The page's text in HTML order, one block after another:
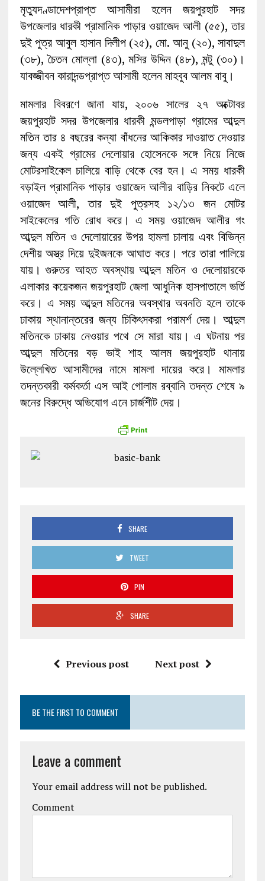
মৃত্যুদণ্ডাদেশপ্রাপ্ত আসামীরা হলেন জয়পুরহাট সদর
উপজেলার ধারকী প্রামানিক পাড়ার ওয়াজেদ আলী (৫৫), তার
দুই পুত্র আবুল হাসান দিলীপ (২৫), মো. আনু (২০), সাবাদুল
(৩৮), চৈতন মোল্লা (৪৩), মসির উদ্দিন (৪৮), মন্টু (৩০)।
যাবজ্জীবন কারাদন্ডপ্রাপ্ত আসামী হলেন মাহবুব আলম বাবু।
মামলার বিবরণে জানা যায়, ২০০৬ সালের ২৭ অক্টোবর
জয়পুরহাট সদর উপজেলার ধারকী মন্ডলপাড়া গ্রামের আব্দুল
মতিন তার ৪ বছরের কন্যা বাঁধনের আকিকার দাওয়াত দেওয়ার
জন্য একই গ্রামের দেলোয়ার হোসেনকে সঙ্গে নিয়ে নিজে
মোটরসাইকেল চালিয়ে বাড়ি থেকে বের হন। এ সময় ধারকী
বড়াইল প্রামানিক পাড়ার ওয়াজেদ আলীর বাড়ির নিকটে এলে
ওয়াজেদ আলী, তার দুই পুত্রসহ ১২/১৩ জন মোটর
সাইকেলের গতি রোধ করে। এ সময় ওয়াজেদ আলীর গং
আব্দুল মতিন ও দেলোয়ারের উপর হামলা চালায় এবং বিভিন্ন
দেশীয় অস্ত্র দিয়ে দুইজনকে আঘাত করে। পরে তারা পালিয়ে
যায়। গুরুতর আহত অবস্থায় আব্দুল মতিন ও দেলোয়ারকে
এলাকার কয়েকজন জয়পুরহাট জেলা আধুনিক হাসপাতালে ভর্তি
করে। এ সময় আব্দুল মতিনের অবস্থার অবনতি হলে তাকে
ঢাকায় স্থানান্তরের জন্য চিকিৎসকরা পরামর্শ দেয়। আব্দুল
মতিনকে ঢাকায় নেওয়ার পথে সে মারা যায়। এ ঘটনায় পর
আব্দুল মতিনের বড় ভাই শাহ আলম জয়পুরহাট থানায়
উল্লেখিত আসামীদের নামে মামলা দায়ের করে। মামলার
তদন্তকারী কর্মকর্তা এস আই গোলাম রব্বানি তদন্ত শেষে ৯
জনের বিরুদ্ধে অভিযোগ এনে চার্জশীট দেয়।
SHARE
TWEET
PIN
SHARE
Previous post Next post
BE THE FIRST TO COMMENT
Leave a comment
Your email address will not be published.
Comment